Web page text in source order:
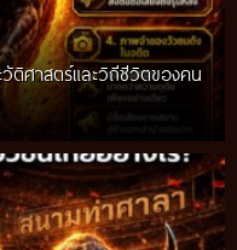
วัติศาสตร์และวิถีชีวิตของคน